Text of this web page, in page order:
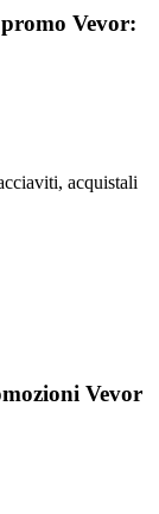
Vevor:
acquistali
Vevor